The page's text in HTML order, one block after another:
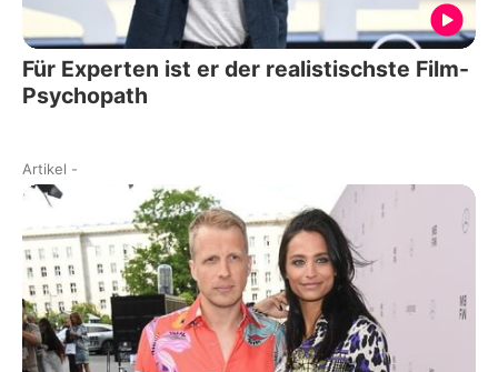
Für Experten ist er der realistischste Film-
Psychopath
Artikel -